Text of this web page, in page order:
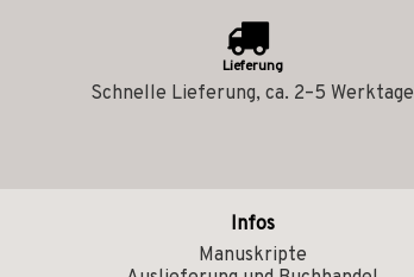
Lieferung
Schnelle Lieferung, ca. 2–5 Werktage
Infos
Manuskripte